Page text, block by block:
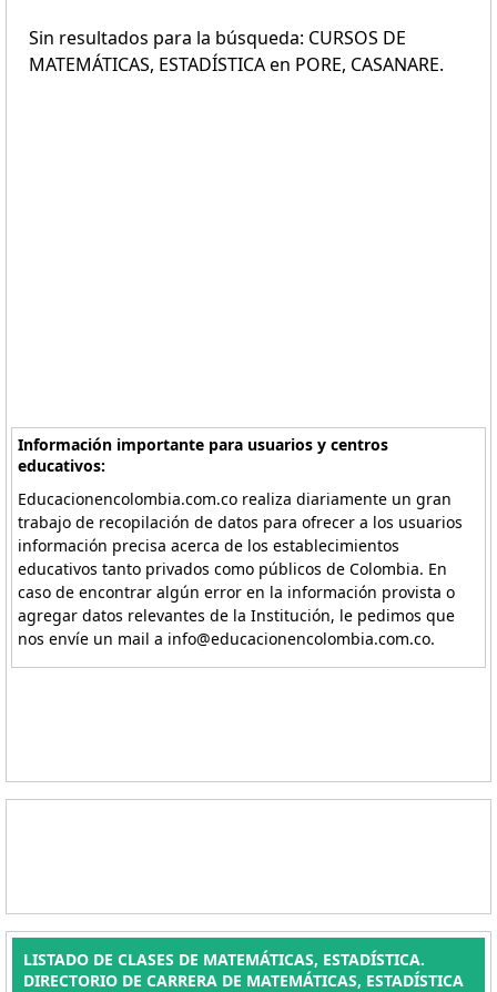
Sin resultados para la búsqueda: CURSOS DE
MATEMÁTICAS, ESTADÍSTICA en PORE, CASANARE.
Información importante para usuarios y centros
educativos:
Educacionencolombia.com.co realiza diariamente un gran
trabajo de recopilación de datos para ofrecer a los usuarios
información precisa acerca de los establecimientos
educativos tanto privados como públicos de Colombia. En
caso de encontrar algún error en la información provista o
agregar datos relevantes de la Institución, le pedimos que
nos envíe un mail a info@educacionencolombia.com.co.
LISTADO DE CLASES DE MATEMÁTICAS, ESTADÍSTICA.
DIRECTORIO DE CARRERA DE MATEMÁTICAS, ESTADÍSTICA